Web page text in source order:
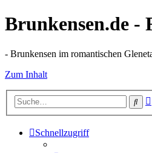
Brunkensen.de -
- Brunkensen im romantischen
Zum Inhalt
Schnellzugriff